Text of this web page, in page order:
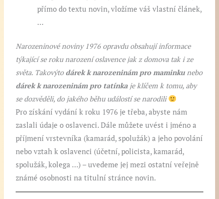
přímo do textu novin, vložíme váš vlastní článek,
…
Narozeninové noviny 1976 opravdu obsahují informace
týkající se roku narození oslavence jak z domova tak i ze
světa. Takovýto dárek k narozeninám pro maminku nebo
dárek k narozeninám pro tatínkaje klíčem k tomu, aby
se dozvěděli, do jakého běhu událostí se narodili
Pro získání vydání k roku 1976 je třeba, abyste nám
zaslali údaje o oslavenci. Dále můžete uvést i jméno a
příjmení vrstevníka (kamarád, spolužák) a jeho povolání
nebo vztah k oslavenci (účetní, policista, kamarád,
spolužák, kolega …) – uvedeme jej mezi ostatní veřejně
známé osobnosti na titulní stránce novin.